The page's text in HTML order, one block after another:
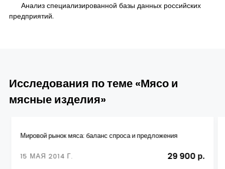
Анализ специализированной базы данных российских
предприятий.
Исследования по теме «Мясо и
мясные изделия»
Мировой рынок мяса: баланс спроса и предложения
15 МАЯ 2014 Г. 29 900 р.